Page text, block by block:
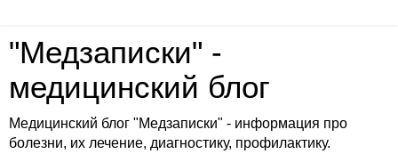
"Медзаписки" -
медицинский блог
Медицинский блог "Медзаписки" - информация про
болезни, их лечение, диагностику, профилактику.